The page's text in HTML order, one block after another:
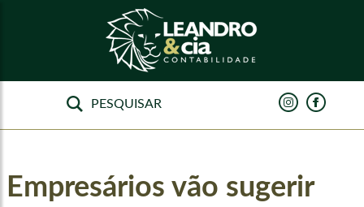
Empresários vão sugerir